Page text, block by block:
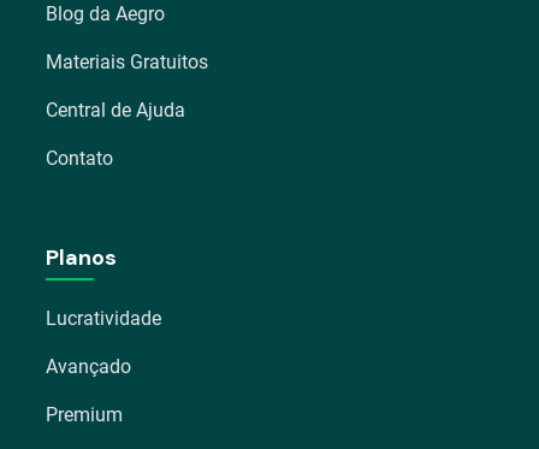
Blog da Aegro
Materiais Gratuitos
Central de Ajuda
Contato
Planos
Lucratividade
Avançado
Premium